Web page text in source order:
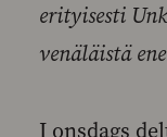
erityisesti
venäläistä